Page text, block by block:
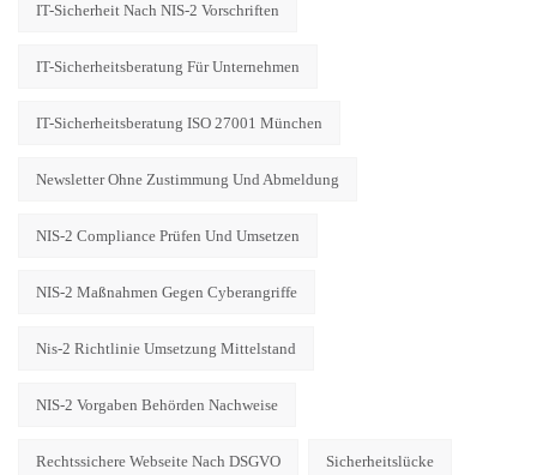
IT-Sicherheit Nach NIS-2 Vorschriften
IT-Sicherheitsberatung Für Unternehmen
IT-Sicherheitsberatung ISO 27001 München
Newsletter Ohne Zustimmung Und Abmeldung
NIS-2 Compliance Prüfen Und Umsetzen
NIS-2 Maßnahmen Gegen Cyberangriffe
Nis-2 Richtlinie Umsetzung Mittelstand
NIS-2 Vorgaben Behörden Nachweise
Rechtssichere Webseite Nach DSGVO Sicherheitslücke